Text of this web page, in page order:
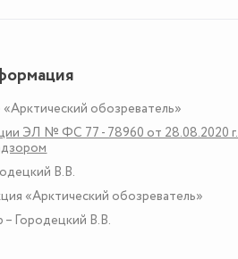
обозреватель»
ЭЛ № ФС 77 - 78960 от 28.08.2020 г.
В.В.
«Арктический обозреватель»
– Городецкий В.В.